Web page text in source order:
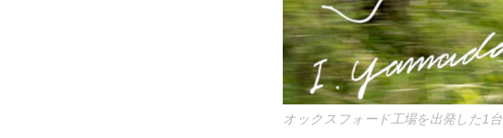
オックスフォード工場を出発した1